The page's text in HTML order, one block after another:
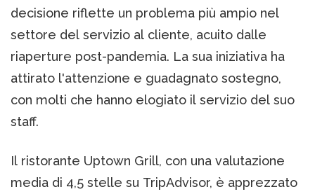
decisione riflette un problema più ampio nel
settore del servizio al cliente, acuito dalle
riaperture post-pandemia. La sua iniziativa ha
attirato l'attenzione e guadagnato sostegno,
con molti che hanno elogiato il servizio del suo
staff.
Il ristorante Uptown Grill, con una valutazione
media di 4,5 stelle su TripAdvisor, è apprezzato